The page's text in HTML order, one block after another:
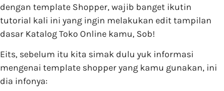
dengan template Shopper, wajib banget ikutin
tutorial kali ini yang ingin melakukan edit tampilan
dasar Katalog Toko Online kamu, Sob!
Eits, sebelum itu kita simak dulu yuk informasi
mengenai template shopper yang kamu gunakan, ini
dia infonya: